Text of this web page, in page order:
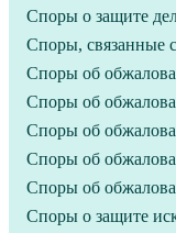
Споры о защите
Споры, связанные
Споры об
Споры об
Споры об
Споры об
Споры об
Споры о защите